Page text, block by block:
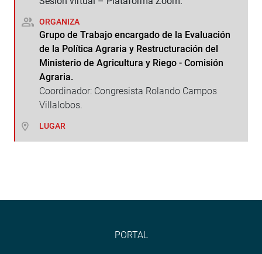
ORGANIZA
Grupo de Trabajo encargado de la Evaluación
de la Política Agraria y Restructuración del
Ministerio de Agricultura y Riego - Comisión
Agraria.
Coordinador: Congresista Rolando Campos
Villalobos.
LUGAR
PORTAL